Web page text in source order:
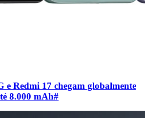
e Redmi 17 chegam globalmente
8.000 mAh#